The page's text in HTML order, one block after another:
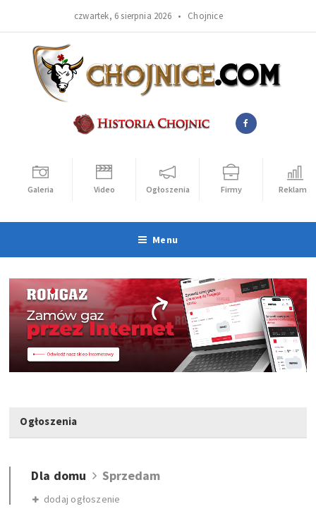
czwartek, 6 sierpnia 2026 • Chojnice
Galeria Video Ogłoszenia Firmy Reklama
Menu
Ogłoszenia
Dla domu Sprzedam
dodaj ogłoszenie